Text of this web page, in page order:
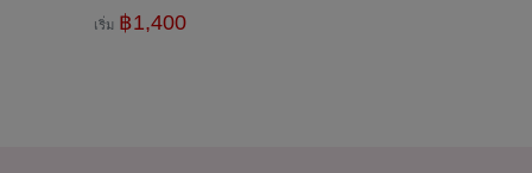
เริ่ม ฿1,400